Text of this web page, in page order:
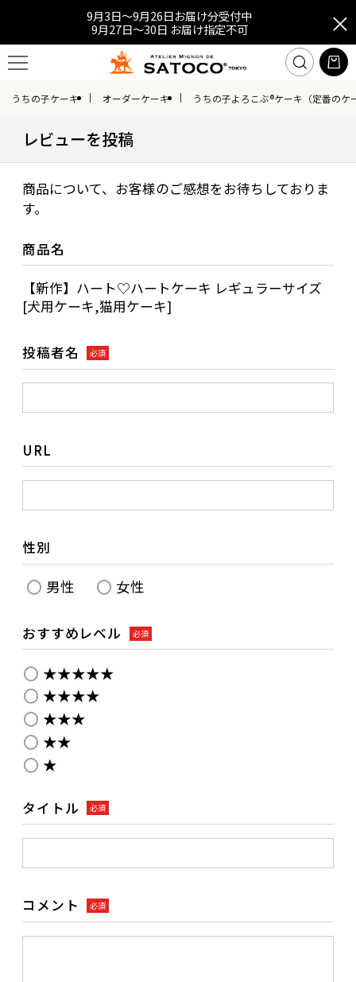
9月3日～9月26日お届け分受付中
9月27日～30日 お届け指定不可
うちの子ケーキ オーダーケーキ うちの子よろこぶ®ケーキ（定番のケ
レビューを投稿
商品について、お客様のご感想をお待ちしておりま
す。
商品名
【新作】ハート♡ハートケーキ レギュラーサイズ
[犬用ケーキ,猫用ケーキ]
投稿者名 必須
URL
性別
男性 女性
おすすめレベル 必須
★★★★★
★★★★
★★★
★★
★
タイトル 必須
コメント 必須